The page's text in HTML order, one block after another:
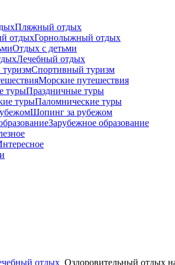
Пляжный отдых
Горнолыжный отдых
Отдых с детьми
Лечебный отдых
Спортивный туризм
Морские путешествия
Праздничные туры
Паломнические туры
Шопинг за рубежом
Зарубежное образование
отдых Оздоровительный отдых